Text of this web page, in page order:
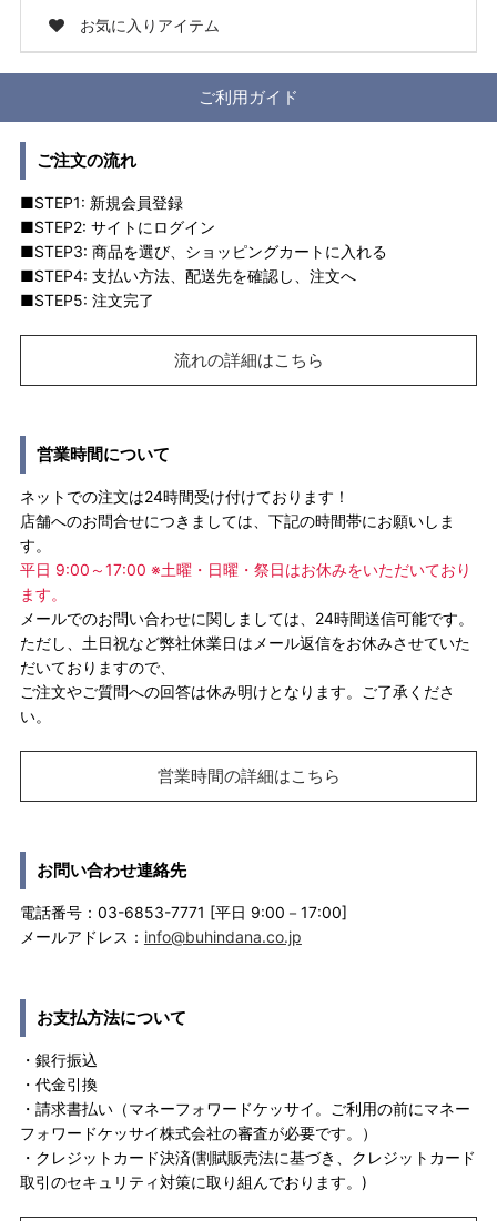
お気に入りアイテム
ご利用ガイド
ご注文の流れ
■STEP1: 新規会員登録
■STEP2: サイトにログイン
■STEP3: 商品を選び、ショッピングカートに入れる
■STEP4: 支払い方法、配送先を確認し、注文へ
■STEP5: 注文完了
流れの詳細はこちら
営業時間について
ネットでの注文は24時間受け付けております！
店舗へのお問合せにつきましては、下記の時間帯にお願いしま
す。
平日 9:00～17:00 ※土曜・日曜・祭日はお休みをいただいており
ます。
メールでのお問い合わせに関しましては、24時間送信可能です。
ただし、土日祝など弊社休業日はメール返信をお休みさせていた
だいておりますので、
ご注文やご質問への回答は休み明けとなります。ご了承くださ
い。
営業時間の詳細はこちら
お問い合わせ連絡先
電話番号：03-6853-7771 [平日 9:00－17:00]
メールアドレス： info@buhindana.co.jp
お支払方法について
・銀行振込
・代金引換
・請求書払い（マネーフォワードケッサイ。ご利用の前にマネー
フォワードケッサイ株式会社の審査が必要です。）
・クレジットカード決済(割賦販売法に基づき、クレジットカード
取引のセキュリティ対策に取り組んでおります。)